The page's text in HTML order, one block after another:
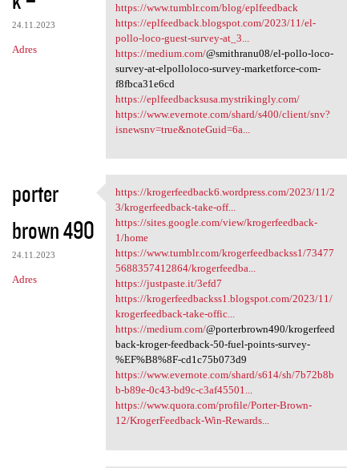
24.11.2023
Adres
https://www.tumblr.com/blog/eplfeedback
https://eplfeedback.blogspot.com/2023/11/el-
pollo-loco-guest-survey-at_3...
https://medium.com/@smithranu08/el-pollo-loco-
survey-at-elpolloloco-survey-marketforce-com-
f8fbca31e6cd
https://eplfeedbacksusa.mystrikingly.com/
https://www.evernote.com/shard/s400/client/snv?
isnewsnv=true&noteGuid=6a...
porter
brown 490
24.11.2023
Adres
https://krogerfeedback6
https://krogerfeedback6.wordpress.com/2023/11/2
3/krogerfeedback-take-off...
https://sites.google.com/view/krogerfeedback-
1/home
https://www.tumblr.com/krogerfeedbackss1/73477
5688357412864/krogerfeedba...
https://justpaste.it/3efd7
https://krogerfeedbackss1.blogspot.com/2023/11/
krogerfeedback-take-offic...
https://medium.com/@porterbrown490/krogerfeed
back-kroger-feedback-50-fuel-points-survey-
%EF%B8%8F-cd1c75b073d9
https://www.evernote.com/shard/s614/sh/7b72b8b
b-b89e-0c43-bd9c-c3af45501...
https://www.quora.com/profile/Porter-Brown-
12/KrogerFeedback-Win-Rewards...